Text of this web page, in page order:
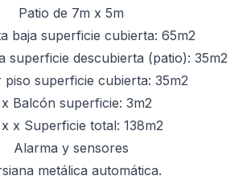
Patio de 7m x 5m
baja superficie cubierta: 65m2
superficie descubierta (patio): 35m2
piso superficie cubierta: 35m2
Balcón superficie: 3m2
x Superficie total: 138m2
Alarma y sensores
metálica automática.